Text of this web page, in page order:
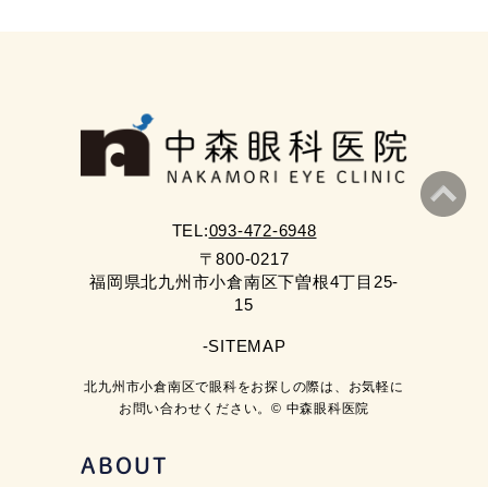
TEL:093-472-6948
〒800-0217
福岡県北九州市小倉南区下曽根4丁目25-
15
-SITEMAP
北九州市小倉南区で眼科をお探しの際は、お気軽に
お問い合わせください。© 中森眼科医院
ABOUT